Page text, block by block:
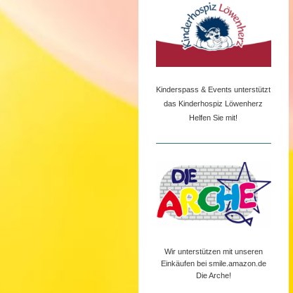
Kinderspass & Events unterstützt
das Kinderhospiz Löwenherz
Helfen Sie mit!
Wir unterstützen mit unseren
Einkäufen bei smile.amazon.de
Die Arche!